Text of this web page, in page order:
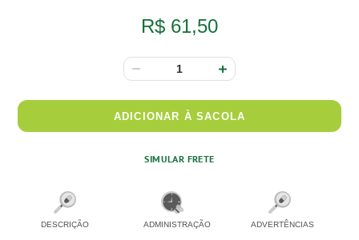
R$ 61,50
ADICIONAR À SACOLA
SIMULAR FRETE
DESCRIÇÃO ADMINISTRAÇÃO ADVERTÊNCIAS